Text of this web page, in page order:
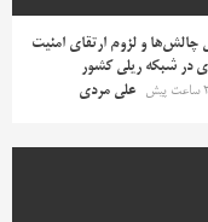
چالش‌ها و لزوم ارتقای امنیت
در شبکه ریلی کشور
علی مردی